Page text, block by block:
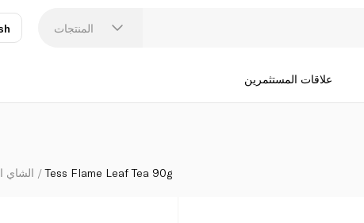
المنتجات
علاقات المستثمرين
الشاي Tess Flame Leaf Tea 90g